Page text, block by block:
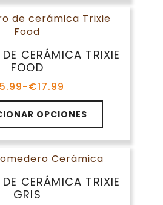
hasta
€14.59
CERÁMICA TRIXIE
FOOD
5.99-€17.99
Rango
de
precios:
desde
€5.99
hasta
€17.99
OPCIONES
CERÁMICA TRIXIE
GRIS